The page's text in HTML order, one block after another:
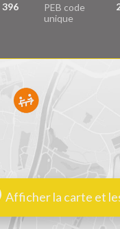
396
PEB code
unique
Afficher la carte et